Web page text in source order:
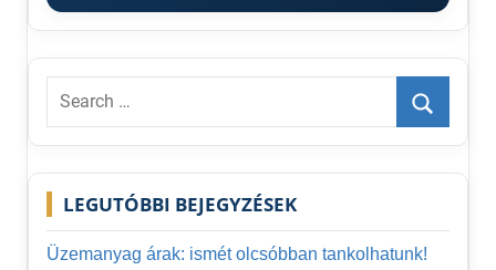
Search
Search
LEGUTÓBBI BEJEGYZÉSEK
Üzemanyag árak: ismét olcsóbban tankolhatunk!